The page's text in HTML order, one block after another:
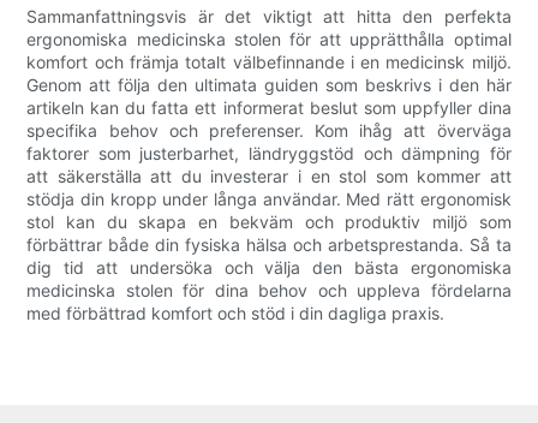
Sammanfattningsvis är det viktigt att hitta den perfekta
ergonomiska medicinska stolen för att upprätthålla optimal
komfort och främja totalt välbefinnande i en medicinsk miljö.
Genom att följa den ultimata guiden som beskrivs i den här
artikeln kan du fatta ett informerat beslut som uppfyller dina
specifika behov och preferenser. Kom ihåg att överväga
faktorer som justerbarhet, ländryggstöd och dämpning för
att säkerställa att du investerar i en stol som kommer att
stödja din kropp under långa användar. Med rätt ergonomisk
stol kan du skapa en bekväm och produktiv miljö som
förbättrar både din fysiska hälsa och arbetsprestanda. Så ta
dig tid att undersöka och välja den bästa ergonomiska
medicinska stolen för dina behov och uppleva fördelarna
med förbättrad komfort och stöd i din dagliga praxis.